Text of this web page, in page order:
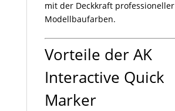
mit der Deckkraft professioneller
Modellbaufarben.
Vorteile der AK
Interactive Quick
Marker